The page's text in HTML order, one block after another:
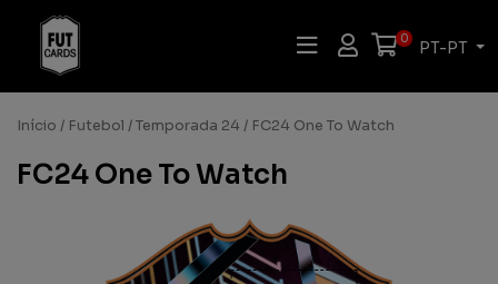
0 PT-PT
Início / Futebol /Temporada 24 / FC24 One To Watch
FC24 One To Watch